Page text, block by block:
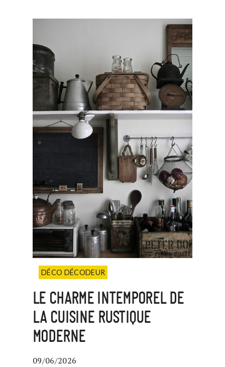
DÉCO DÉCODEUR
LE CHARME INTEMPOREL DE
LA CUISINE RUSTIQUE
MODERNE
09/06/2026